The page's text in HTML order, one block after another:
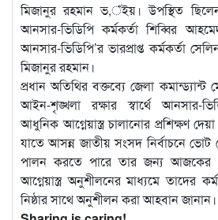
মিজানুর রহমান ভ‚ঁইয়। উপস্থিত
আনসার-ভিডিপি কর্মকর্তা শিব্বির
আনসার-ভিডিপি’র ভারপ্রাপ্ত কর্মকর্তা
মিজানুর রহমান।
প্রধান অতিথির বক্তব্যে জেলা
আইন-শৃঙ্খলা রক্ষার স্বার্থে আনসার-
আধুনিক আগ্নেয়াস্ত্র চালানোর প্রশিক্ষণ
যাতে আসন্ন জাতীয় সংসদ নির্বাচনে ভোট
পালন করতে পারে তার জন্য
আগ্নেয়াস্ত্র অনুশীলনের মাধ্যমে তাদের
নিষ্ঠার সাথে অনুশীলন করা আহবান জানান।